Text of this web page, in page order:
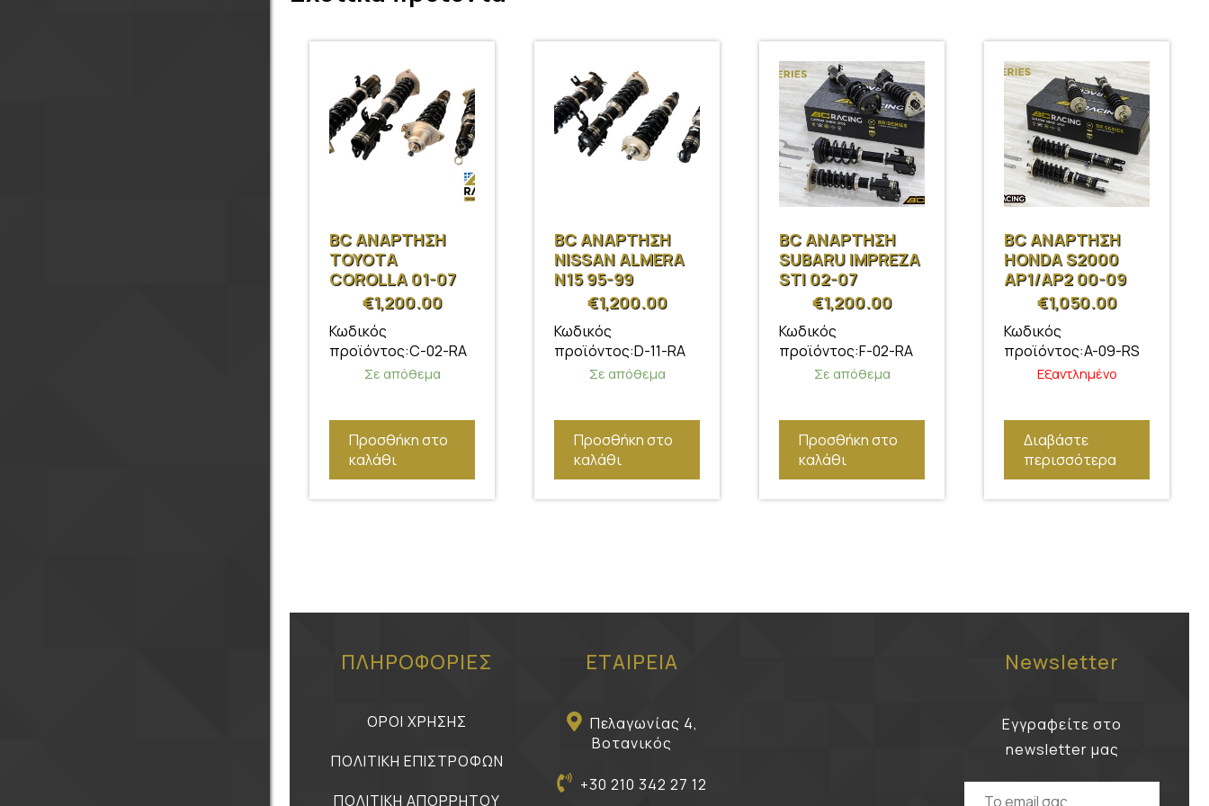
BC ΑΝΑΡΤΗΣΗ
TOYOTA
COROLLA 01-07
€1,200.00
Κωδικός
προϊόντος:C-02-RA
Σε απόθεμα
Προσθήκη στο
καλάθι
BC ΑΝΑΡΤΗΣΗ
NISSAN ALMERA
N15 95-99
€1,200.00
Κωδικός
προϊόντος:D-11-RA
Σε απόθεμα
Προσθήκη στο
καλάθι
BC ΑΝΑΡΤΗΣΗ
SUBARU IMPREZA
STI 02-07
€1,200.00
Κωδικός
προϊόντος:F-02-RA
Σε απόθεμα
Προσθήκη στο
καλάθι
BC ΑΝΑΡΤΗΣΗ
HONDA S2000
AP1/AP2 00-09
€1,050.00
Κωδικός
προϊόντος:A-09-RS
Εξαντλημένο
Διαβάστε
περισσότερα
ΠΛΗΡΟΦΟΡΙΕΣ
ΟΡΟΙ ΧΡΗΣΗΣ
ΠΟΛΙΤΙΚΗ ΕΠΙΣΤΡΟΦΩΝ
ΠΟΛΙΤΙΚΗ ΑΠΟΡΡΗΤΟΥ
ΕΤΑΙΡΕΙΑ
Πελαγωνίας 4,
Βοτανικός
+30 210 342 27 12
Newsletter
Εγγραφείτε στο
newsletter μας